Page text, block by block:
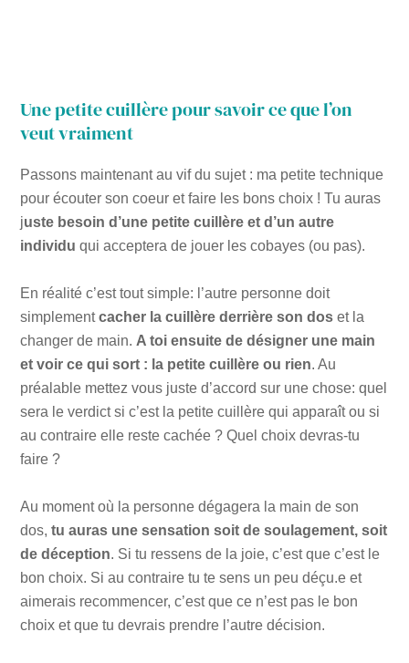
Une petite cuillère pour savoir ce que l’on
veut vraiment
Passons maintenant au vif du sujet : ma petite technique
pour écouter son coeur et faire les bons choix ! Tu auras
juste besoin d’une petite cuillère et d’un autre
individu qui acceptera de jouer les cobayes (ou pas).
En réalité c’est tout simple: l’autre personne doit
simplementcacher la cuillère derrière son dos et la
changer de main. A toi ensuite de désigner une main
et voir ce qui sort : la petite cuillère ou rien. Au
préalable mettez vous juste d’accord sur une chose: quel
sera le verdict si c’est la petite cuillère qui apparaît ou si
au contraire elle reste cachée ? Quel choix devras-tu
faire ?
Au moment où la personne dégagera la main de son
dos,tu auras une sensation soit de soulagement, soit
de déception. Si tu ressens de la joie, c’est que c’est le
bon choix. Si au contraire tu te sens un peu déçu.e et
aimerais recommencer, c’est que ce n’est pas le bon
choix et que tu devrais prendre l’autre décision.